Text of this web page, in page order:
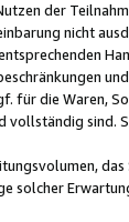
der
nicht
für die Waren,
sind.
solcher